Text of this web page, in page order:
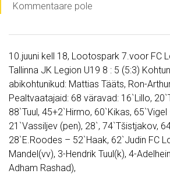
Kommentaare pole
10.juuni kell 18, Lootospark 7.voor FC
Tallinna JK Legion U19 8 : 5 (5:3)
abikohtunikud: Mattias Tääts, Ron-
Pealtvaatajaid: 68 väravad: 16`Lillo,
88`Tuul, 45+2`Hirmo, 60`Kikas,
21`Vassiljev (pen), 28`, 74`Tšistjakov,
28`E.Roodes – 52`Haak, 62`Judin FC
Mandel(vv), 3-Hendrik Tuul(k), 4-
Adham Rashad),